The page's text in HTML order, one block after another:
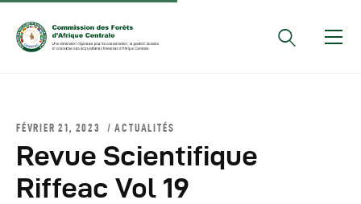
Conseils Des Ministres
Comptes Rendus De
Réunions Sous-
FÉVRIER 21, 2023 ACTUALITÉS
Revue Scientifique
Riffeac Vol 19